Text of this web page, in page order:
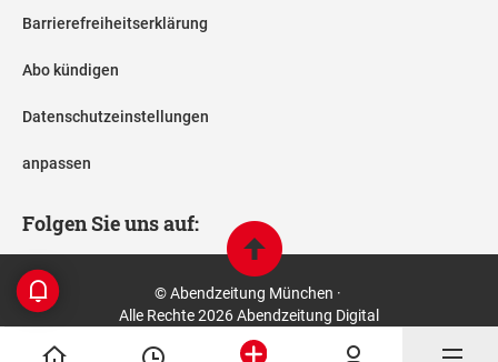
Barrierefreiheitserklärung
Abo kündigen
Datenschutzeinstellungen
anpassen
Folgen Sie uns auf:
© Abendzeitung München ·
Alle Rechte 2026 Abendzeitung Digital